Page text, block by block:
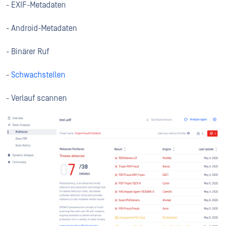
- EXIF-Metadaten
- Android-Metadaten
- Binärer Ruf
- Schwachstellen
- Verlauf scannen